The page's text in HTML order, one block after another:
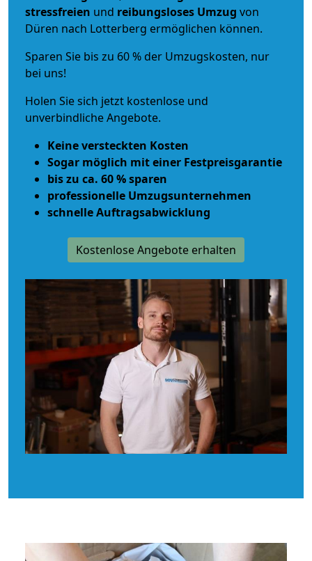
stressfreien und reibungsloses Umzug von
Düren nach Lotterberg ermöglichen können.
Sparen Sie bis zu 60 % der Umzugskosten, nur
bei uns!
Holen Sie sich jetzt kostenlose und
unverbindliche Angebote.
Keine versteckten Kosten
Sogar möglich mit einer Festpreisgarantie
bis zu ca. 60 % sparen
professionelle Umzugsunternehmen
schnelle Auftragsabwicklung
Kostenlose Angebote erhalten